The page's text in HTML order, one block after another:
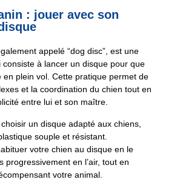
: jouer avec son
appelé “dog disc”, est une
consiste à lancer un disque pour que
en plein vol. Cette pratique permet de
et la coordination du chien tout en
entre lui et son maître.
un disque adapté aux chiens,
souple et résistant.
votre chien au disque en le
progressivement en l’air, tout en
votre animal.